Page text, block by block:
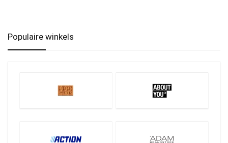
Populaire winkels